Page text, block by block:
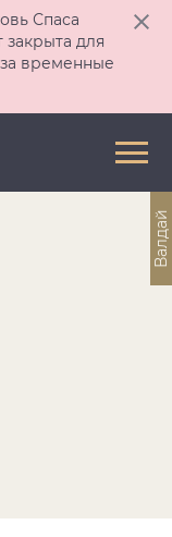
Спаса
для
временные
Валдай